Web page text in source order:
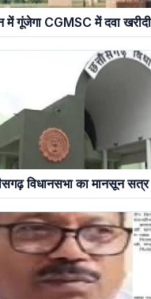
में गूंजेगा CGMSC में दवा
विधानसभा का मानसून